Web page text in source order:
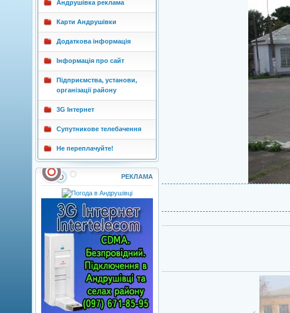
Андрушівка реклама
Карти Андрушівки
Додаткова інформація
Інформація про сайт
Підприємства, установи,
організації району
3G Інтернет
Супутникове телебачення
Не переплачуйте!
РЕКЛАМА